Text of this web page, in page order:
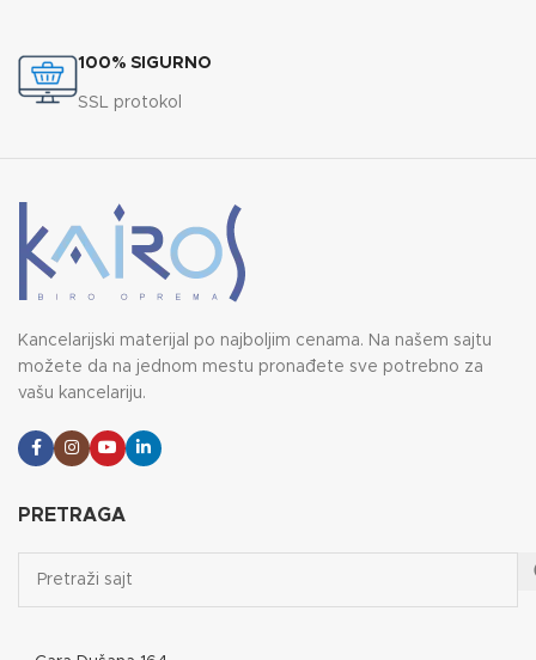
100% SIGURNO
SSL protokol
Kancelarijski materijal po najboljim cenama. Na našem sajtu
možete da na jednom mestu pronađete sve potrebno za
vašu kancelariju.
PRETRAGA